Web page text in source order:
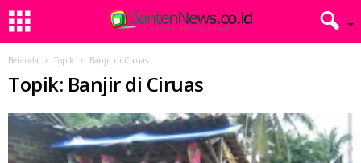
Beranda Topik Banjir di Ciruas
Topik: Banjir di Ciruas